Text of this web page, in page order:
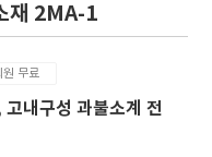
보호 등의 사회적 책
폐수를 당해 사업장안
화하여 외부 처리하는
대해 실적 사례 소개
재 2MA-1
무료
내구성 과불소계 전